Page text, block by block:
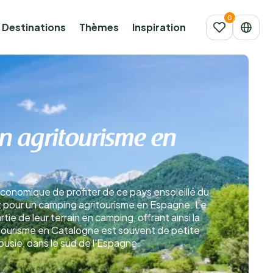
Destinations Thèmes Inspiration
agritourisme en
de profiter de ce pays ensoleillé du
un camping agritourisme en Espagne. Le
de leur terrain en camping, offrant ainsi la
en Catalogne est souvent de petite
dans le sud de l’Espagne.